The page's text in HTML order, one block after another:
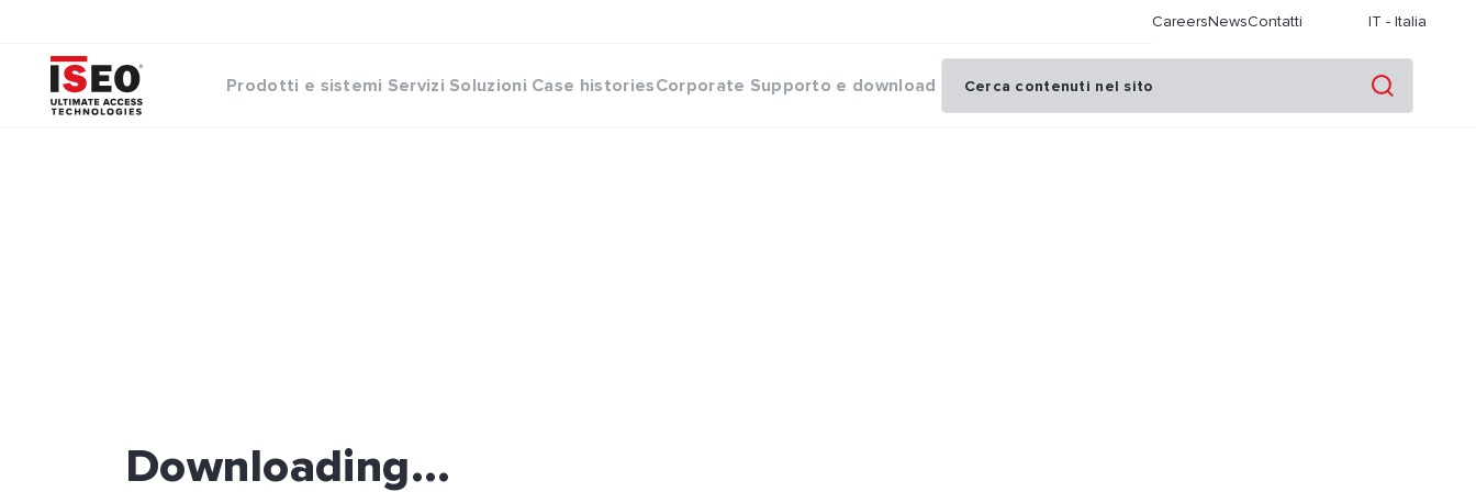
CareersNewsContatti IT - Italia
Prodotti e sistemi Servizi Soluzioni Case historiesCorporate Supporto e download
Downloading...